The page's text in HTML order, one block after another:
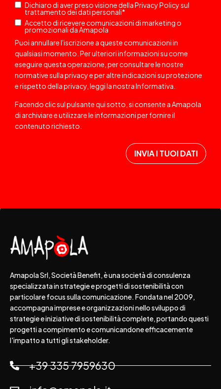
Dichiaro di aver preso visione dellaPrivacy Policysul
trattamento dei dati personali*
Accetto di ricevere comunicazioni di marketing o
promozionali da Amapola
Puoi annullare l'iscrizione a queste comunicazioni in
qualsiasi momento. Per ulteriori informazioni su come
eseguire questa operazione, per consultare le nostre
normative sulla privacy e per altre indicazioni su protezione
e rispetto della privacy, leggi la nostraInformativa
Facendo clic sul pulsante qui sotto, si consente a Amapola
di archiviare e utilizzare le informazioni per fornire il
contenuto richiesto.
Amapola Srl, Società Benefit, è una società di consulenza
specializzata in strategie e progetti di sostenibilità con
particolare focus sulla comunicazione. Fondata nel 2009,
accompagna imprese e organizzazioni nello sviluppo di
strategie e iniziative di sostenibilità complete, portando questi
progetti a compimento e comunicandone efficacemente
l'impatto a tutti gli stakeholder.
+39 335 7959630